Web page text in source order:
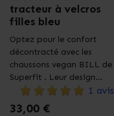
tracteur à velcros
filles bleu
Optez pour le confort
décontracté avec les
chaussons vegan BILL de
Superfit . Leur design...
1 avis
Prix
33,00 €